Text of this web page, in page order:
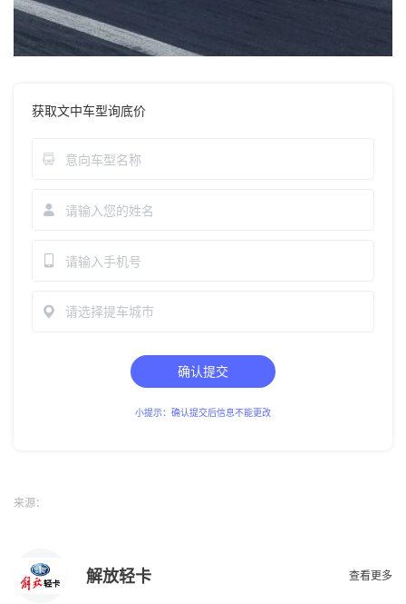
获取文中车型询底价
请选择提车城市
确认提交
小提示：确认提交后信息不能更改
来源：
解放轻卡 查看更多